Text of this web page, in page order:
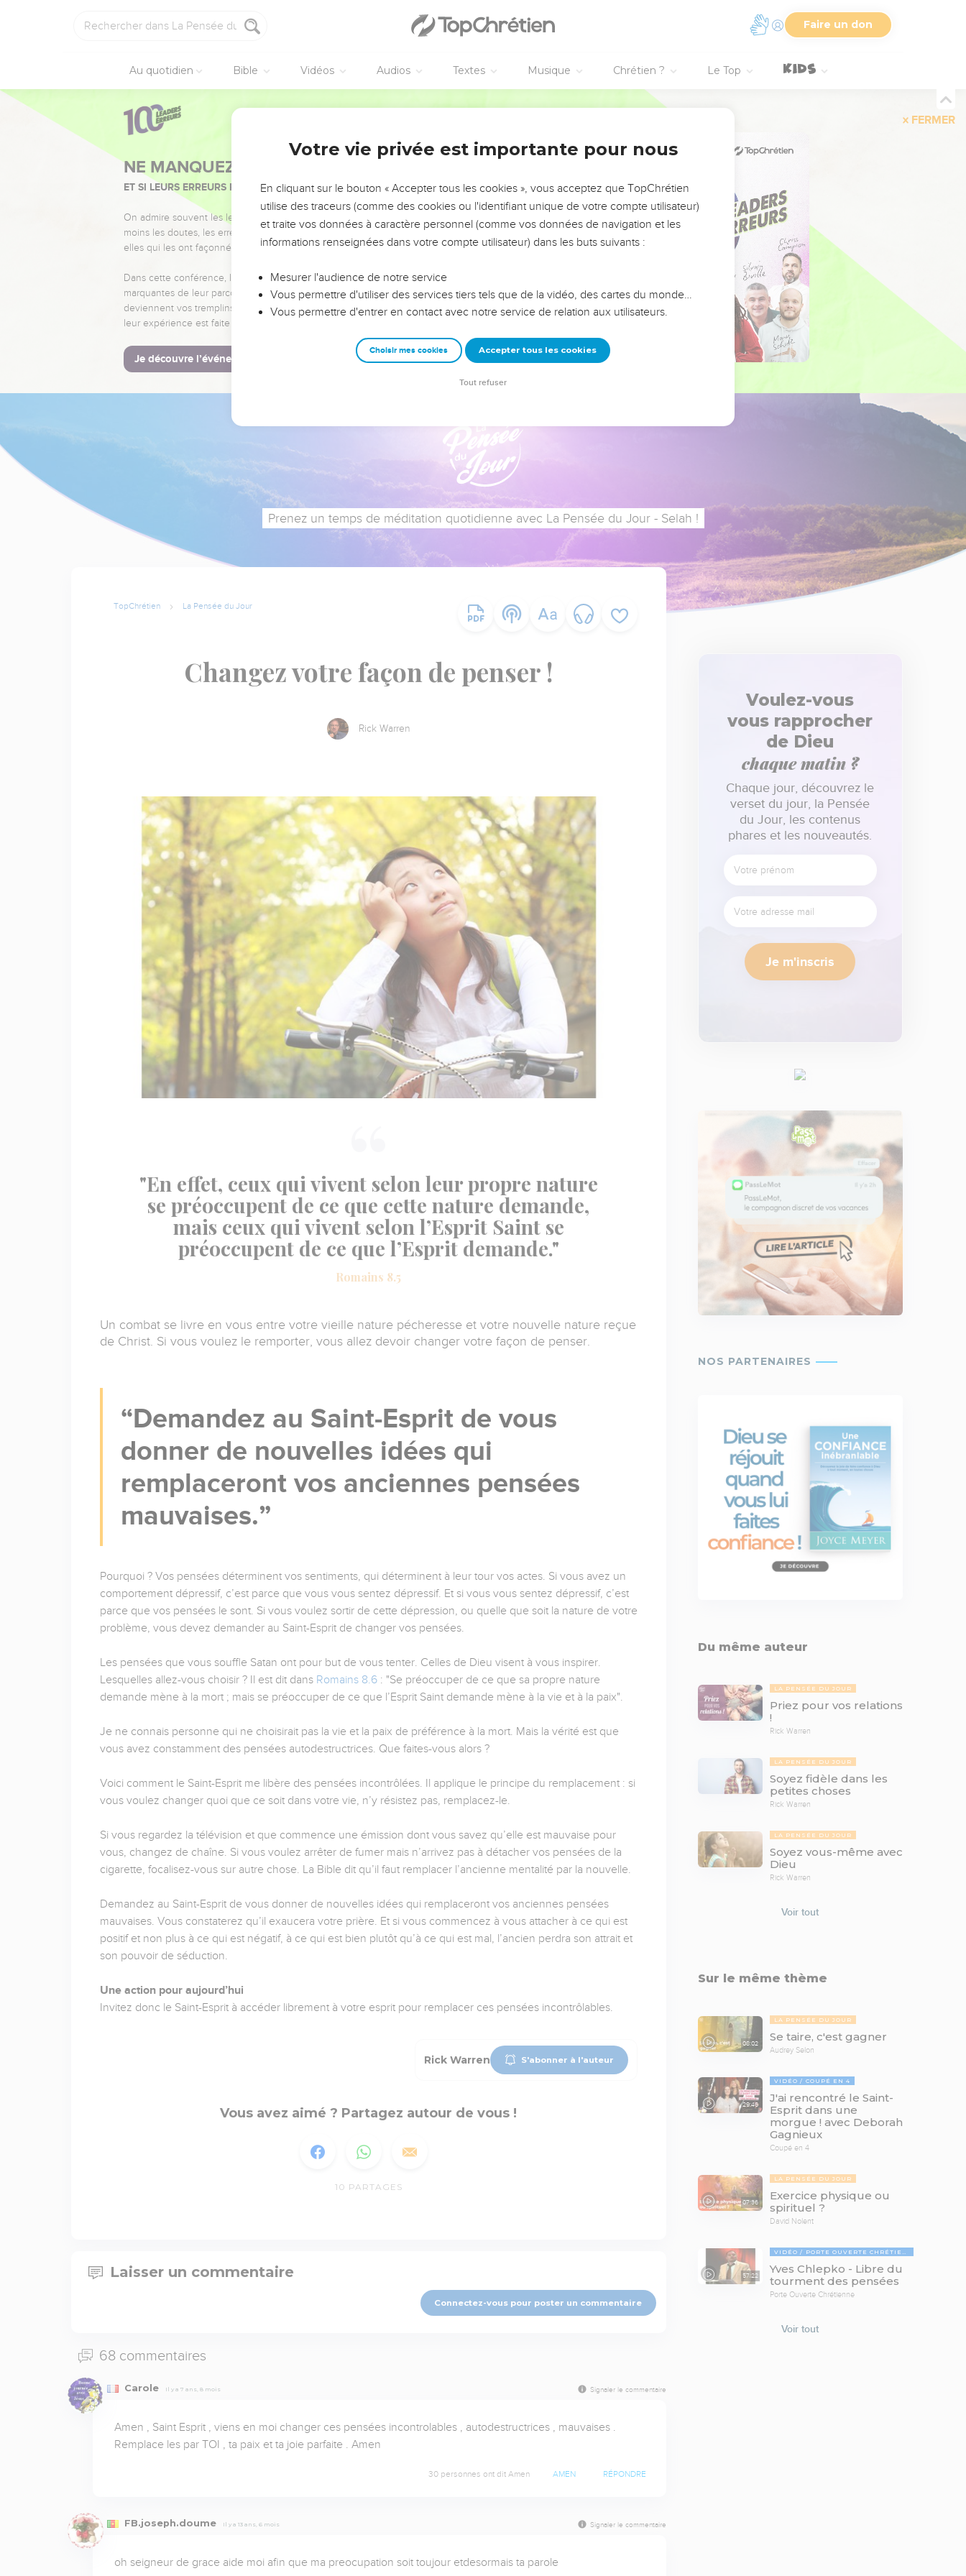
Faire un don
Au quotidien Bible Vidéos Audios Textes Musique Chrétien ? Le Top
FERMER
NE MANQUEZ PAS L’ÉVÉNEMENT DE L’ANNÉE !
ET SI LEURS ERREURS POUVAIENT VOUS ÉVITER LES VOTRES ?
On admire souvent les leaders pour leurs réussites, leur impact, leur foi ou leur vision. Mais on voit
moins les doutes, les erreurs et les saisons difficiles qu'ils ont traversés, alors même que ce sont
elles qui les ont façonnés.
Dans cette conférence, leaders, entrepreneurs, et responsables reviennent sur les erreurs
marquantes de leur parcours et les clés pour avancer avec plus de sagesse afin que leurs erreurs
deviennent vos tremplins. Que vous guidiez un ministère, une équipe, un groupe ou une famille,
leur expérience est faite pour vous.
Je découvre l’événement
Prenez un temps de méditation quotidienne avec La Pensée du Jour - Selah !
TopChrétien La Pensée du Jour
Changez votre façon de penser !
Rick Warren
"En effet, ceux qui vivent selon leur propre nature
se préoccupent de ce que cette nature demande,
mais ceux qui vivent selon l’Esprit Saint se
préoccupent de ce que l’Esprit demande."
Romains 8.5
Un combat se livre en vous entre votre vieille nature pécheresse et votre nouvelle nature reçue
de Christ. Si vous voulez le remporter, vous allez devoir changer votre façon de penser.
Demandez au Saint-Esprit de vous
donner de nouvelles idées qui
remplaceront vos anciennes pensées
mauvaises.
Pourquoi ? Vos pensées déterminent vos sentiments, qui déterminent à leur tour vos actes. Si vous avez un
comportement dépressif, c’est parce que vous vous sentez dépressif. Et si vous vous sentez dépressif, c’est
parce que vos pensées le sont. Si vous voulez sortir de cette dépression, ou quelle que soit la nature de votre
problème, vous devez demander au Saint-Esprit de changer vos pensées.
Les pensées que vous souffle Satan ont pour but de vous tenter. Celles de Dieu visent à vous inspirer.
Lesquelles allez-vous choisir ? Il est dit dans Romains 8.6: "Se préoccuper de ce que sa propre nature
demande mène à la mort ; mais se préoccuper de ce que l’Esprit Saint demande mène à la vie et à la paix".
Je ne connais personne qui ne choisirait pas la vie et la paix de préférence à la mort. Mais la vérité est que
vous avez constamment des pensées autodestructrices. Que faites-vous alors ?
Voici comment le Saint-Esprit me libère des pensées incontrôlées. Il applique le principe du remplacement : si
vous voulez changer quoi que ce soit dans votre vie, n’y résistez pas, remplacez-le.
Si vous regardez la télévision et que commence une émission dont vous savez qu’elle est mauvaise pour
vous, changez de chaîne. Si vous voulez arrêter de fumer mais n’arrivez pas à détacher vos pensées de la
cigarette, focalisez-vous sur autre chose. La Bible dit qu’il faut remplacer l’ancienne mentalité par la nouvelle.
Demandez au Saint-Esprit de vous donner de nouvelles idées qui remplaceront vos anciennes pensées
mauvaises. Vous constaterez qu’il exaucera votre prière. Et si vous commencez à vous attacher à ce qui est
positif et non plus à ce qui est négatif, à ce qui est bien plutôt qu’à ce qui est mal, l’ancien perdra son attrait et
son pouvoir de séduction.
Une action pour aujourd’hui
Invitez donc le Saint-Esprit à accéder librement à votre esprit pour remplacer ces pensées incontrôlables.
Rick Warren S'abonner à l'auteur
Vous avez aimé ? Partagez autour de vous !
10 PARTAGES
Laisser un commentaire
Connectez-vous pour poster un commentaire
68 commentaires
Carole Il y a 7 ans, 8 mois Signaler le commentaire
Amen , Saint Esprit , viens en moi changer ces pensées incontrolables , autodestructrices , mauvaises .
Remplace les par TOI , ta paix et ta joie parfaite . Amen
30 personnes ont dit Amen AMEN RÉPONDRE
FB.joseph.doume Il y a 13 ans, 6 mois Signaler le commentaire
oh seigneur de grace aide moi afin que ma preocupation soit toujour etdesormais ta parole
Voulez-vous
vous rapprocher
de Dieu
chaque matin ?
Chaque jour, découvrez le
verset du jour, la Pensée
du Jour, les contenus
phares et les nouveautés.
Je m'inscris
Du même auteur
LA PENSÉE DU JOUR
Priez pour vos relations
!
Rick Warren
LA PENSÉE DU JOUR
Soyez fidèle dans les
petites choses
Rick Warren
LA PENSÉE DU JOUR
Soyez vous-même avec
Dieu
Rick Warren
Voir tout
Sur le même thème
08:02
LA PENSÉE DU JOUR
Se taire, c'est gagner
Audrey Selon
29:46
VIDÉO COUPÉ EN 4
J'ai rencontré le Saint-
Esprit dans une
morgue ! avec Deborah
Gagnieux
Coupé en 4
07:36
LA PENSÉE DU JOUR
Exercice physique ou
spirituel ?
David Nolent
57:22
VIDÉO PORTE OUVERTE CHRÉTIENNE
Yves Chlepko - Libre du
tourment des pensées
Porte Ouverte Chrétienne
Voir tout
Votre vie privée est importante pour nous
En cliquant sur le bouton « Accepter tous les cookies », vous acceptez que TopChrétien
utilise des traceurs (comme des cookies ou l'identifiant unique de votre compte utilisateur)
et traite vos données à caractère personnel (comme vos données de navigation et les
informations renseignées dans votre compte utilisateur) dans les buts suivants :
Mesurer l'audience de notre service
Vous permettre d'utiliser des services tiers tels que de la vidéo, des cartes du monde…
Vous permettre d'entrer en contact avec notre service de relation aux utilisateurs.
Choisir mes cookies Accepter tous les cookies
Tout refuser